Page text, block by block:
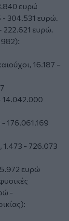
ευρώ
- 304.531 ευρώ.
222.621 ευρώ.
16.187 –
14.042.000
176.061.169
1.473 - 726.073
ευρώ
-